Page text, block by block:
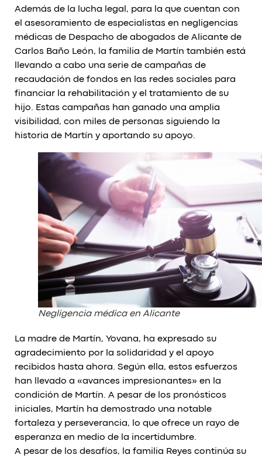
Además de la lucha legal, para la que cuentan con
el asesoramiento de especialistas en negligencias
médicas de Despacho de abogados de Alicante de
Carlos Baño León, la familia de Martín también está
llevando a cabo una serie de campañas de
recaudación de fondos en las redes sociales para
financiar la rehabilitación y el tratamiento de su
hijo. Estas campañas han ganado una amplia
visibilidad, con miles de personas siguiendo la
historia de Martín y aportando su apoyo.
Negligencia médica en Alicante
La madre de Martín, Yovana, ha expresado su
agradecimiento por la solidaridad y el apoyo
recibidos hasta ahora. Según ella, estos esfuerzos
han llevado a «avances impresionantes» en la
condición de Martín. A pesar de los pronósticos
iniciales, Martín ha demostrado una notable
fortaleza y perseverancia, lo que ofrece un rayo de
esperanza en medio de la incertidumbre.
A pesar de los desafíos, la familia Reyes continúa su